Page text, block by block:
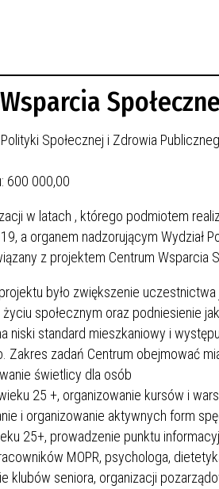
Społecznej i Zdrowia
600 000,00
w latach , którego podmiotem
a organem nadzorującym Wydział
z projektem Centrum Wsparcia
projektu było zwiększenie
społecznym oraz podniesienie
niski standard mieszkaniowy i
Zakres zadań Centrum obejmować
świetlicy dla osób
25 +, organizowanie kursów i
i organizowanie aktywnych form
25+, prowadzenie punktu
MOPR, psychologa,
klubów seniora, organizacji